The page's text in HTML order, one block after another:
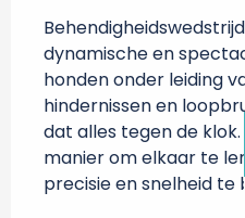
dynamische en
honden onder leiding
hindernissen en
dat alles tegen de klok.
manier om elkaar te
precisie en snelheid te